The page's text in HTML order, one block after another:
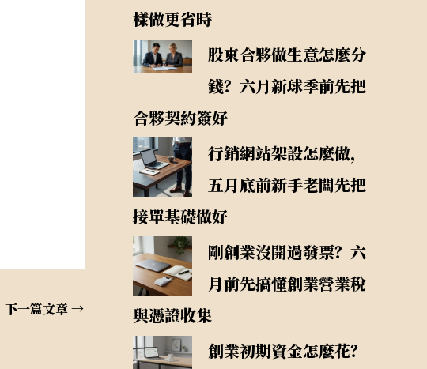
下一篇文章→
樣做更省時
股東合夥做生意怎麼分
錢？六月新球季前先把
合夥契約簽好
行銷網站架設怎麼做，
五月底前新手老闆先把
接單基礎做好
剛創業沒開過發票？六
月前先搞懂創業營業稅
與憑證收集
創業初期資金怎麼花？